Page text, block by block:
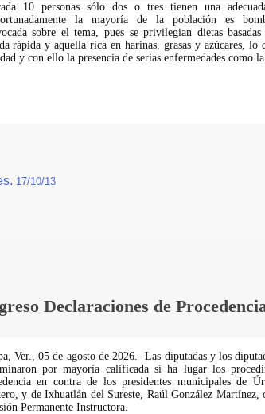
10 personas sólo dos o tres tienen una
la mayoría de la población es
sobre el tema, pues se privilegian dietas
rápida y aquella rica en harinas, grasas y azúcares, lo
y con ello la presencia de serias enfermedades como la
17/10/13
Declaraciones de
Ver., 05 de agosto de 2026.- Las diputadas y los
por mayoría calificada si ha lugar los
en contra de los presidentes municipales de
y de Ixhuatlán del Sureste, Raúl González Martínez,
Permanente Instructora.